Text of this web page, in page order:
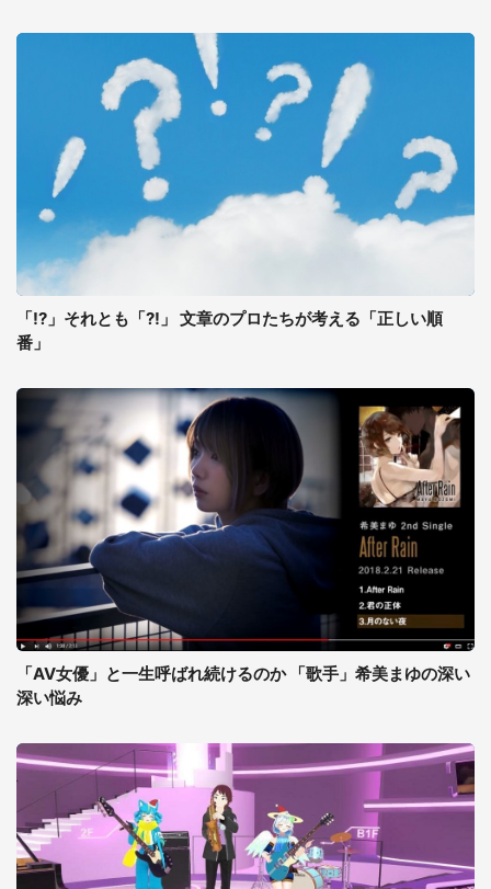
「!?」それとも「?!」 文章のプロたちが考える「正しい順
番」
「AV女優」と一生呼ばれ続けるのか 「歌手」希美まゆの深い
深い悩み